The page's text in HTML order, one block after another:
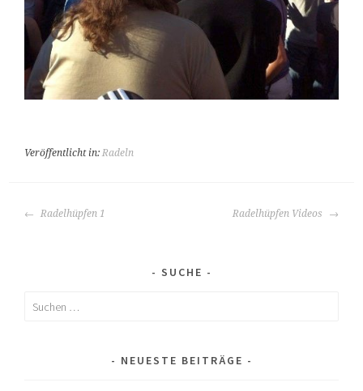
Veröffentlicht in:Radeln
BEITRAGS-
Radelhüpfen 1 Radelhüpfen Videos
SUCHE
Suchen
NEUESTE BEITRÄGE